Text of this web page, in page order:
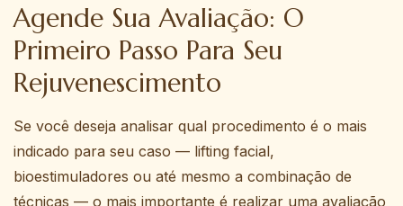
Agende Sua Avaliação: O
Primeiro Passo Para Seu
Rejuvenescimento
Se você deseja analisar qual procedimento é o mais
indicado para seu caso — lifting facial,
bioestimuladores ou até mesmo a combinação de
técnicas — o mais importante é realizar uma avaliação